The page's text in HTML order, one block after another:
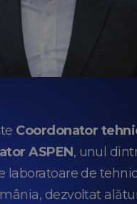
Coordonator
ASPEN, unul
laboratoare de
dezvoltat